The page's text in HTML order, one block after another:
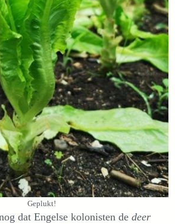
Geplukt!
dat Engelse kolonisten de deer